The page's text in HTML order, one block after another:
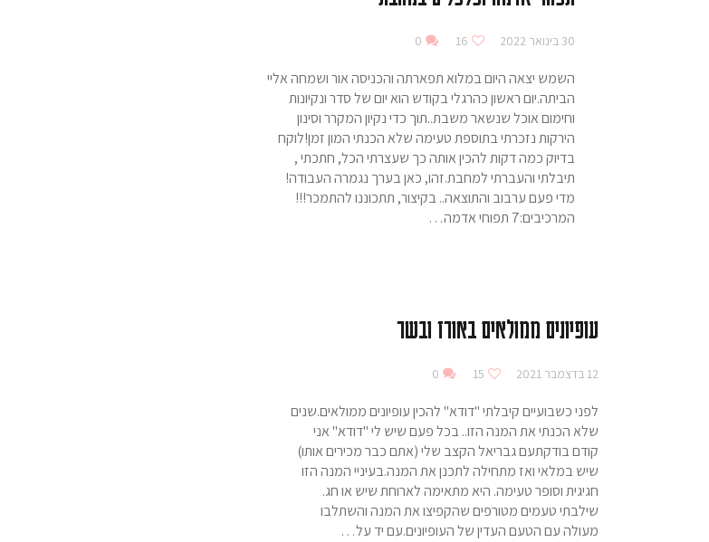
30 בינואר 2022 16
0
השמש יצאה היום במלוא תפארתה והכניסה אור ושמחה אליי
הביתה.יום ראשון כהרגלי בקודש הוא יום של סדר ונקיונות
וחימום אוכל שנשאר משבת..תוך כדי נקיון המקרר וסינון
הירקות נזכרתי בתוספת טעימה שלא הכנתי המון זמן!לוקח
בדיוק כמה דקות להכין אותה כך שעצרתי הכל, חתכתי ,
תיבלתי והעברתי למחבת.זהו, כאן בערך נגמרה העבודה!
מדי פעם ערבוב והתוצאה.. בקיצור, תתכוננו להתמכר!!!
המרכיבים:7 תפוחי אדמה…
עופיונים ממולאים באורז ובשר
12 בדצמבר 2021 15
0
לפני כשבועיים קיבלתי "דודא" להכין עופיונים ממולאים.שנים
שלא הכנתי את המנה הזו.. בכל פעם שיש לי "דודא" אני
קודם בודקתעם גבריאל הקצב שלי (אתם כבר מכירים אותו)
שיש במלאי ואז מתחילה לתכנן את המנה.בעיניי המנה הזו
חגיגית וסופר טעימה. היא מתאימה לארוחת שיש או חג.
שילבתי טעמים מטורפים שהקפיצו את המנה והשתלבו
מעולה עם הטעם העדין של העופיונים.עם יד על…